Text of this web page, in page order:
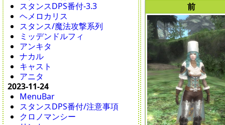
スタンスDPS番付-3.3
ヘメロカリス
スタンス/魔法攻撃系列
ミッデンドルフィ
アンキタ
ナカル
キャスト
アニタ
2023-11-24
MenuBar
スタンスDPS番付/注意事項
クロノマンシー
前